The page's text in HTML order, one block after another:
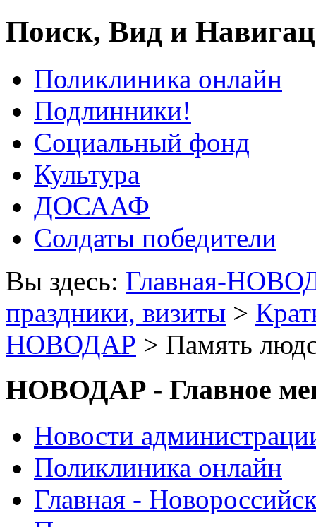
Поиск, Вид и
Поликлиника онлайн
Подлинники!
Социальный фонд
Культура
ДОСААФ
Солдаты победители
Вы здесь: Главная-
праздники, визиты >
НОВОДАР > Память
НОВОДАР - Главное
Новости
Поликлиника онлайн
Главная -